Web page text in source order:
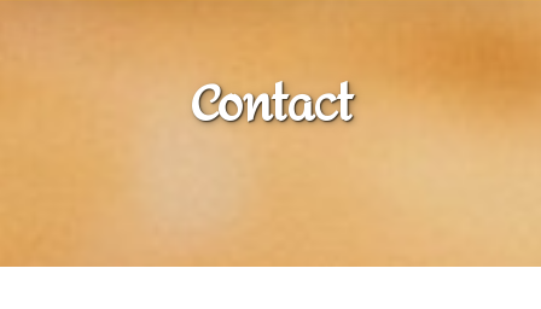
Contact
Burn-out